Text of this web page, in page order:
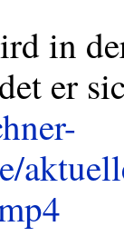
in
er